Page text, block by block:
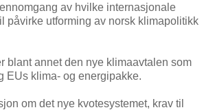
av hvilke internasjonale
påvirke utforming av norsk klimapolitikk
blant annet den nye klimaavtalen som
EUs klima- og energipakke.
om det nye kvotesystemet, krav til